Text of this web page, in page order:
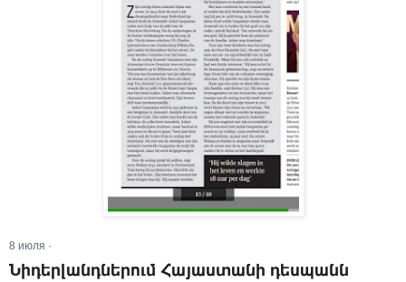
8 июля ·
Նիդերլանդներում Հայաստանի դեսպանն